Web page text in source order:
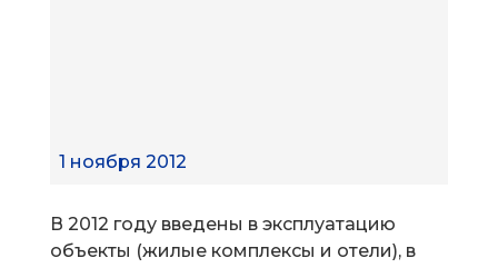
1 ноября 2012
В 2012 году введены в эксплуатацию
объекты (жилые комплексы и отели), в